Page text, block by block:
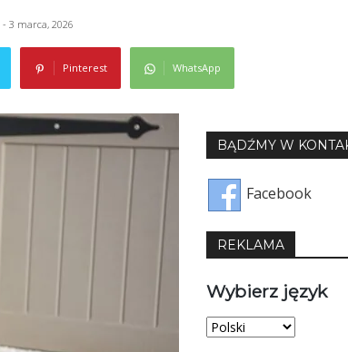
- 3 marca, 2026
Pinterest WhatsApp
BĄDŹMY W
Facebook
REKLAMA
Wybierz język
Wybierz